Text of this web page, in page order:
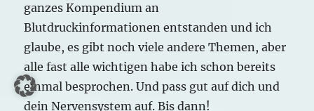
ganzes Kompendium an
Blutdruckinformationen entstanden und ich
glaube, es gibt noch viele andere Themen, aber
alle fast alle wichtigen habe ich schon bereits
einmal besprochen. Und pass gut auf dich und
dein Nervensystem auf. Bis dann!